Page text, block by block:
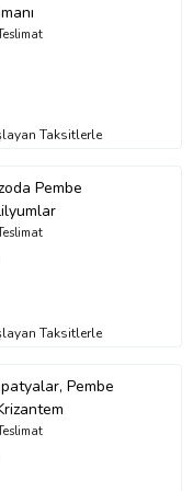
sağlayabilirsiniz.
olabilir.
Taksitlerle
Pembe
Taksitlerle
Pembe